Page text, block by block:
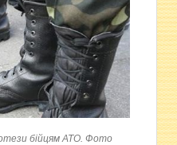
бійцям АТО. Фото